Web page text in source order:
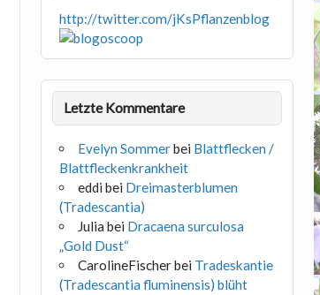
http://twitter.com/jKsPflanzenblog
Letzte Kommentare
Evelyn Sommerbei Blattflecken /
Blattfleckenkrankheit
eddibei Dreimasterblumen
(Tradescantia)
Julia bei Dracaena surculosa
„Gold Dust“
CarolineFischerbei Tradeskantie
(Tradescantia fluminensis) blüht